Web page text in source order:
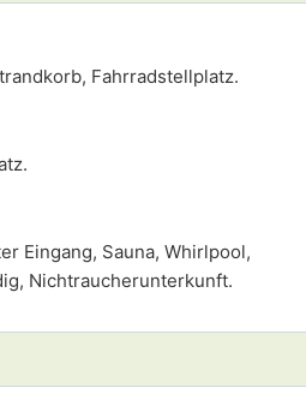
Fahrradstellplatz.
Eingang, Sauna, Whirlpool,
Nichtraucherunterkunft.